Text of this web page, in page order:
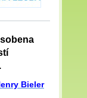
Bieler